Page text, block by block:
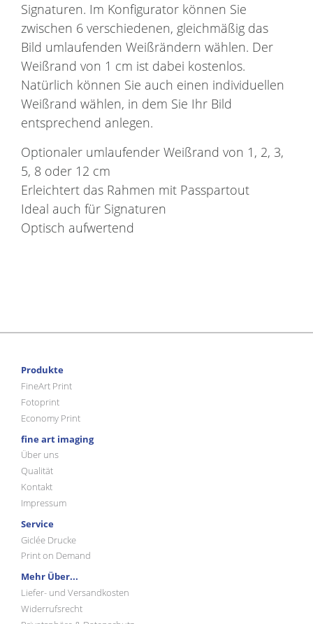
Signaturen. Im Konfigurator können Sie
zwischen 6 verschiedenen, gleichmäßig das
Bild umlaufenden Weißrändern wählen. Der
Weißrand von 1 cm ist dabei kostenlos.
Natürlich können Sie auch einen individuellen
Weißrand wählen, in dem Sie Ihr Bild
entsprechend anlegen.
Optionaler umlaufender Weißrand von 1, 2, 3,
5, 8 oder 12 cm
Erleichtert das Rahmen mit Passpartout
Ideal auch für Signaturen
Optisch aufwertend
Produkte
FineArt Print
Fotoprint
Economy Print
fine art imaging
Über uns
Qualität
Kontakt
Impressum
Service
Giclée Drucke
Print on Demand
Mehr Über...
Liefer- und Versandkosten
Widerrufsrecht